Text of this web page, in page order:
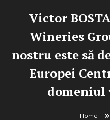
Victor
Wineries
nostru este să
Europei
Home